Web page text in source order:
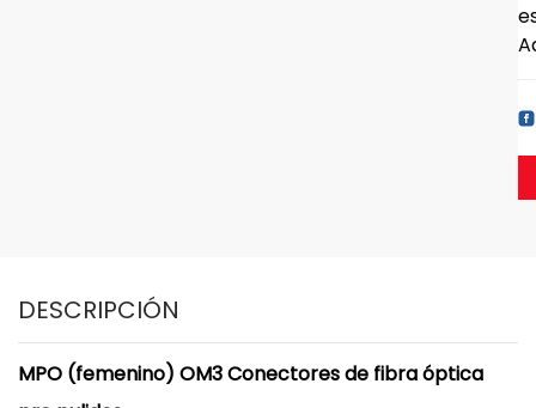
DESCRIPCIÓN
MPO (femenino) OM3 Conectores de fibra óptica